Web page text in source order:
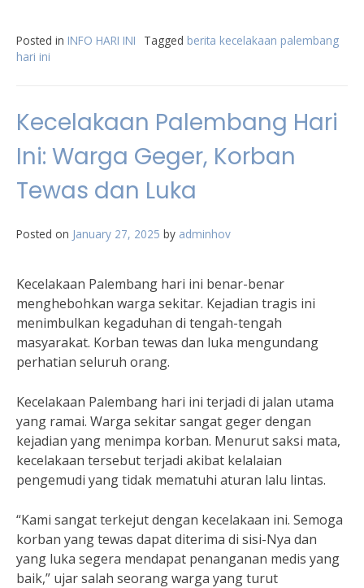
Posted in INFO HARI INI Tagged berita kecelakaan palembang
hari ini
Kecelakaan Palembang Hari
Ini: Warga Geger, Korban
Tewas dan Luka
Posted on January 27, 2025 by adminhov
Kecelakaan Palembang hari ini benar-benar
menghebohkan warga sekitar. Kejadian tragis ini
menimbulkan kegaduhan di tengah-tengah
masyarakat. Korban tewas dan luka mengundang
perhatian seluruh orang.
Kecelakaan Palembang hari ini terjadi di jalan utama
yang ramai. Warga sekitar sangat geger dengan
kejadian yang menimpa korban. Menurut saksi mata,
kecelakaan tersebut terjadi akibat kelalaian
pengemudi yang tidak mematuhi aturan lalu lintas.
“Kami sangat terkejut dengan kecelakaan ini. Semoga
korban yang tewas dapat diterima di sisi-Nya dan
yang luka segera mendapat penanganan medis yang
baik,” ujar salah seorang warga yang turut